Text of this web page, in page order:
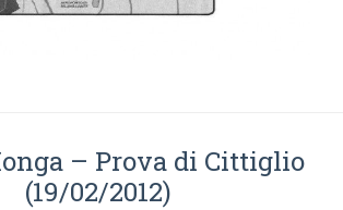
– Prova di Cittiglio
(19/02/2012)